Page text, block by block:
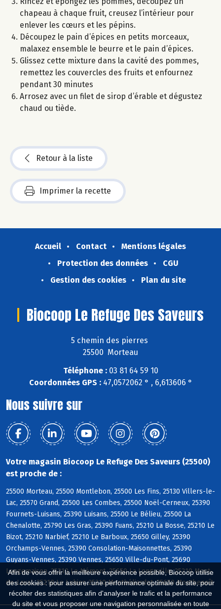
Afin de vous offrir la meilleure expérience possible, Biocoop utilise
des cookies : pour assurer une performance optimale du site, pour
récolter des statistiques afin d'analyser le trafic et la performance
du site et vous proposer une navigation personnalisée en toute
chapeau à chaque fruit, creusez l’intérieur pour
enlever les cœurs et les pépins.
Découpez le pain d’épices en petits morceaux,
malaxez ensemble le beurre et le pain d’épices.
Glissez cette mixture dans la cavité des pommes,
remettez les couvercles des fruits et enfournez
pendant 30 minutes
Arrosez avec un filet de sirop d’érable et dégustez
chaud ou tiède.
Retour à la liste
Imprimer la recette
Accueil Contact
Mentions légales
Protection des données
CGU
Gestion des cookies
Plan du site
Biocoop Le Refuge Des Saveurs
5 chemin des pierres
25500 Morteau
Téléphone :03 81 64 59 10
Coordonnées GPS :47,0572062 ° , 6,613606 °
Nous suivre sur
Votre magasin Biocoop Le Refuge Des Saveurs (25500)
est proche de :
25500 Morteau, 25500 Montlebon, 25500 Les Fins, 25130 Villers-le-
Lac, 25570 Grand, 25500 Les Combes, 25500 Noël-Cerneux, 25390
Fournets-Luisans, 25390 Luisans, 25500 Le Bélieu, 25500 La
Chenalotte, 25790 Les Gras, 25390 Fuans, 25210 La Bosse, 25210 Le
Bizot, 25210 Narbief, 25210 Le Barboux, 25650 Gilley, 25390
Orchamps-Vennes, 25390 Consolation-Maisonnettes, 25390
Guyans-Vennes, 25390 Vennes, 25650 Ville-du-Pont, 25690
Longemaison, 25210 Le Mémont, 25650 La Longeville, 25210 Mont-
de-Laval, 25210 Le Luhier, 25210 Montbéliardot, 25650 Montbenoît